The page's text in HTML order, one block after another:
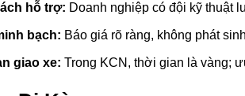
hỗ trợ: Doanh nghiệp có đội kỹ thuật
bạch: Báo giá rõ ràng, không phát
giao xe: Trong KCN, thời gian là vàng;